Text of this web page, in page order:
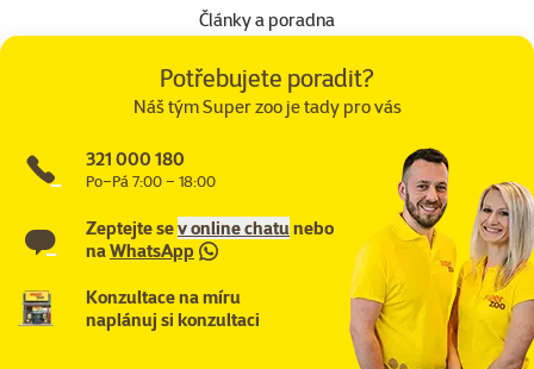
Články a poradna
Potřebujete poradit?
Náš tým Super zoo je tady pro vás
321 000 180
Po–Pá 7:00 – 18:00
Zeptejte sev online chatunebo
naWhatsApp
Konzultace na míru
naplánuj si konzultaci